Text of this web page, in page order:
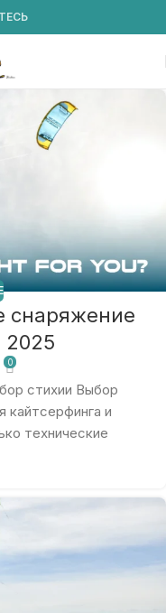
снаряжение
2025
0
стихии Выбор
кайтсерфинга и
технические